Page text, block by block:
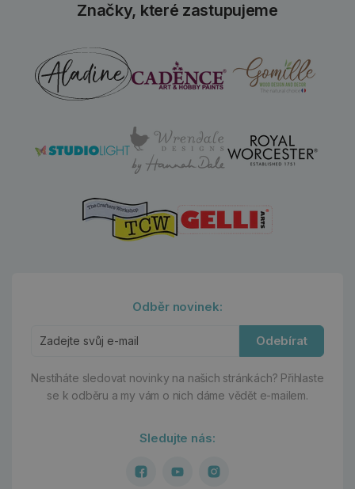
Značky, které zastupujeme
Odběr novinek:
Odebírat
Nestíháte sledovat novinky na našich stránkách? Přihlaste
se k odběru a my vám o nich dáme vědět e-mailem.
Sledujte nás: